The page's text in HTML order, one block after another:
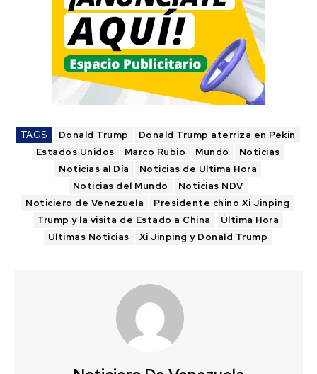
TAGS Donald Trump
Donald Trump aterriza en Pekín
Estados Unidos
Marco Rubio Mundo
Noticias
Noticias al Día
Noticias de Última Hora
Noticias del Mundo
Noticias NDV
Noticiero de Venezuela
Presidente chino Xi Jinping
Trump y la visita de Estado a China
Última Hora
Ultimas Noticias
Xi Jinping y Donald Trump